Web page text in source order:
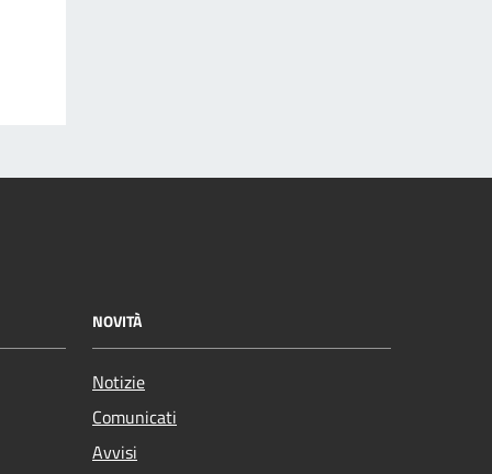
NOVITÀ
Notizie
Comunicati
Avvisi